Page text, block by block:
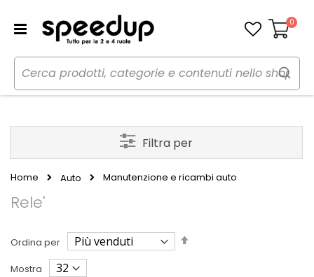
Carrello
0
Home Auto Manutenzione e ricambi auto
Rele'
Ordina per
Imposta
Mostra
Filtra per